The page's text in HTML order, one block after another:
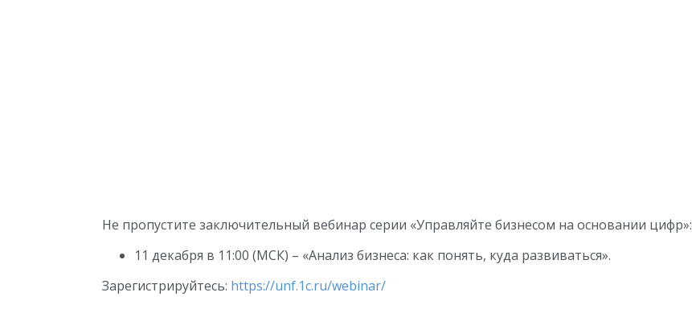
Не пропустите заключительный вебинар серии «Управляйте бизнесом на основании цифр»:
11 декабря в 11:00 (МСК) – «Анализ бизнеса: как понять, куда развиваться».
Зарегистрируйтесь: https://unf.1c.ru/webinar/